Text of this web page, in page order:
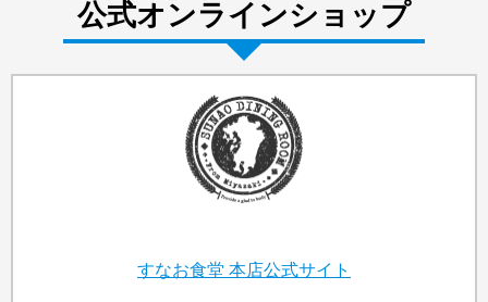
公式オンラインショップ
すなお食堂 本店公式サイト